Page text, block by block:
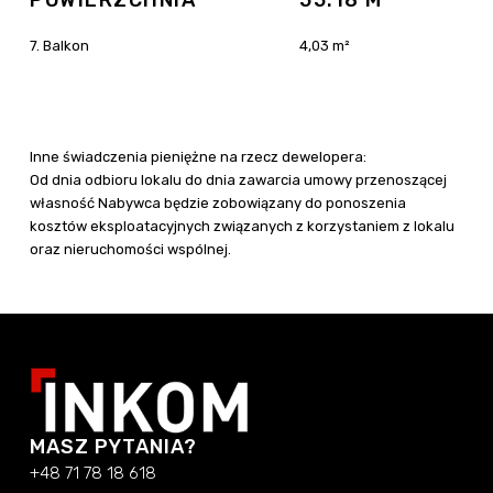
7. Balkon 4,03 m²
Inne świadczenia pieniężne na rzecz dewelopera:
Od dnia odbioru lokalu do dnia zawarcia umowy przenoszącej
własność Nabywca będzie zobowiązany do ponoszenia
kosztów eksploatacyjnych związanych z korzystaniem z lokalu
oraz nieruchomości wspólnej.
MASZ PYTANIA?
+48 71 78 18 618